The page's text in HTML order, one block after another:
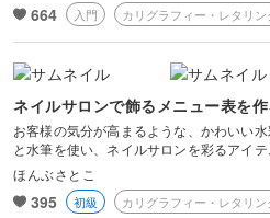
664 入門 カリグラフィー・レタリン
ネイルサロンで飾るメニュー表を作
お客様の気分が高まるような、かわいい
と水筆を使い、ネイルサロンを彩るアイテ
ほんぶさとこ
395 初級 カリグラフィー・レタリン